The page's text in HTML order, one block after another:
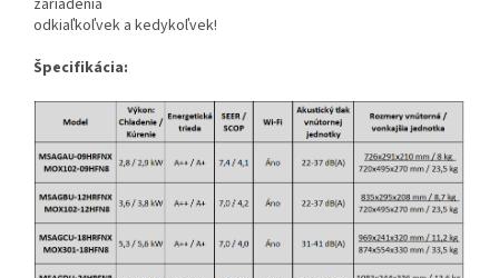
zariadenia
odkiaľkoľvek a kedykoľvek!
Špecifikácia: